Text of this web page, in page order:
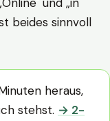
beides sinnvoll
heraus,
stehst. → 2-